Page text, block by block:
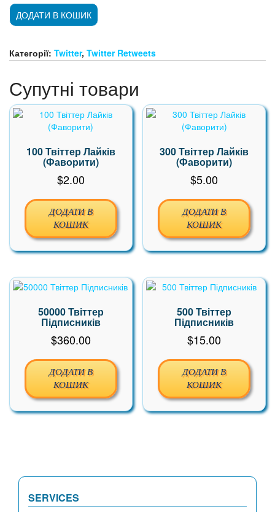
1000
Twitter
ДОДАТИ В КОШИК
Категорії: Twitter, Twitter Retweets
Супутні товари
100 Твіттер Лайків
(Фаворити)
$2.00
ДОДАТИ В
КОШИК
300 Твіттер Лайків
(Фаворити)
$5.00
ДОДАТИ В
КОШИК
50000 Твіттер
Підписників
$360.00
ДОДАТИ В
КОШИК
500 Твіттер
Підписників
$15.00
ДОДАТИ В
КОШИК
SERVICES